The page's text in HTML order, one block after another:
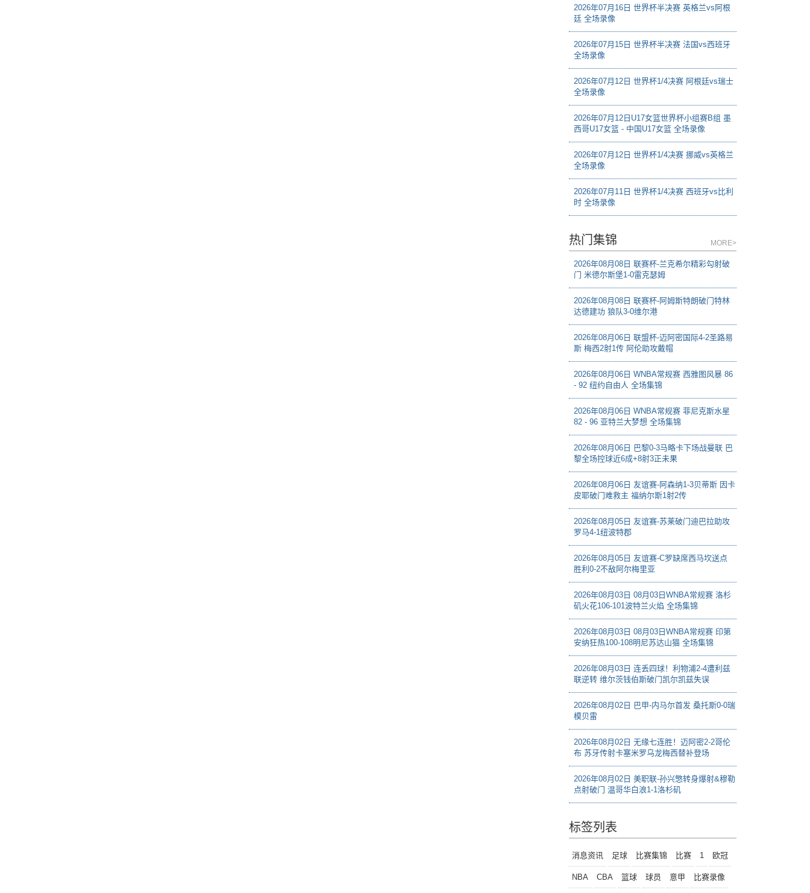
2026年07月16日 世界杯半决赛 英格兰vs阿根
廷 全场录像
2026年07月15日 世界杯半决赛 法国vs西班牙
全场录像
2026年07月12日 世界杯1/4决赛 阿根廷vs瑞士
全场录像
2026年07月12日U17女篮世界杯小组赛B组 墨
西哥U17女篮 - 中国U17女篮 全场录像
2026年07月12日 世界杯1/4决赛 挪威vs英格兰
全场录像
2026年07月11日 世界杯1/4决赛 西班牙vs比利
时 全场录像
热门集锦 MORE>
2026年08月08日 联赛杯-兰克希尔精彩勾射破
门 米德尔斯堡1-0雷克瑟姆
2026年08月08日 联赛杯-阿姆斯特朗破门特林
达德建功 狼队3-0维尔港
2026年08月06日 联盟杯-迈阿密国际4-2圣路易
斯 梅西2射1传 阿伦助攻戴帽
2026年08月06日 WNBA常规赛 西雅图风暴 86
- 92 纽约自由人 全场集锦
2026年08月06日 WNBA常规赛 菲尼克斯水星
82 - 96 亚特兰大梦想 全场集锦
2026年08月06日 巴黎0-3马略卡下场战曼联 巴
黎全场控球近6成+8射3正未果
2026年08月06日 友谊赛-阿森纳1-3贝蒂斯 因卡
皮耶破门难救主 福纳尔斯1射2传
2026年08月05日 友谊赛-苏莱破门迪巴拉助攻
罗马4-1纽波特郡
2026年08月05日 友谊赛-C罗缺席西马坎送点
胜利0-2不敌阿尔梅里亚
2026年08月03日 08月03日WNBA常规赛 洛杉
矶火花106-101波特兰火焰 全场集锦
2026年08月03日 08月03日WNBA常规赛 印第
安纳狂热100-108明尼苏达山猫 全场集锦
2026年08月03日 连丢四球！利物浦2-4遭利兹
联逆转 维尔茨钱伯斯破门凯尔凯兹失误
2026年08月02日 巴甲-内马尔首发 桑托斯0-0瑞
模贝雷
2026年08月02日 无缘七连胜！迈阿密2-2哥伦
布 苏牙传射卡塞米罗乌龙梅西替补登场
2026年08月02日 美职联-孙兴慜转身爆射&穆勒
点射破门 温哥华白浪1-1洛杉矶
标签列表
消息资讯 足球 比赛集锦 比赛 1 欧冠
NBA CBA 篮球 球员 意甲 比赛录像